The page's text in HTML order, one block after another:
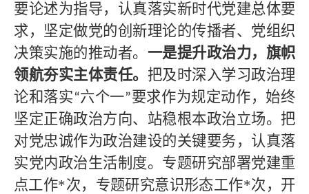
要论述为指导，认真落实新时代党建总体要
求，坚定做党的创新理论的传播者、党组织
决策实施的推动者。 一是提升政治力，旗帜
领航夯实主体责任。 把及时深入学习政治理
论和落实“六个一”要求作为规定动作，始终
坚定正确政治方向、站稳根本政治立场。把
对党忠诚作为政治建设的关键要务，认真落
实党内政治生活制度。专题研究部署党建重
点工作*次，专题研究意识形态工作*次，开